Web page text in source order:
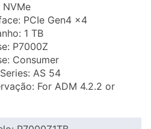
NVMe
PCIe Gen4 x4
1 TB
P7000Z
Consumer
AS 54
For ADM 4.2.2 or